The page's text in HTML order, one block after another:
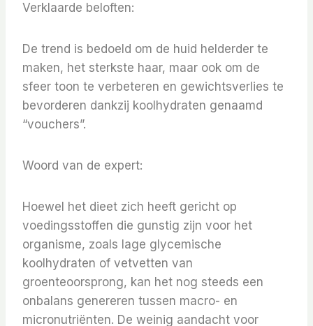
Verklaarde beloften:
De trend is bedoeld om de huid helderder te
maken, het sterkste haar, maar ook om de
sfeer toon te verbeteren en gewichtsverlies te
bevorderen dankzij koolhydraten genaamd
“vouchers”.
Woord van de expert:
Hoewel het dieet zich heeft gericht op
voedingsstoffen die gunstig zijn voor het
organisme, zoals lage glycemische
koolhydraten of vetvetten van
groenteoorsprong, kan het nog steeds een
onbalans genereren tussen macro- en
micronutriënten. De weinig aandacht voor